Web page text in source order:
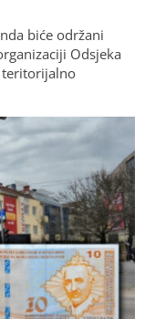
biće održani
Odsjeka
teritorijalno